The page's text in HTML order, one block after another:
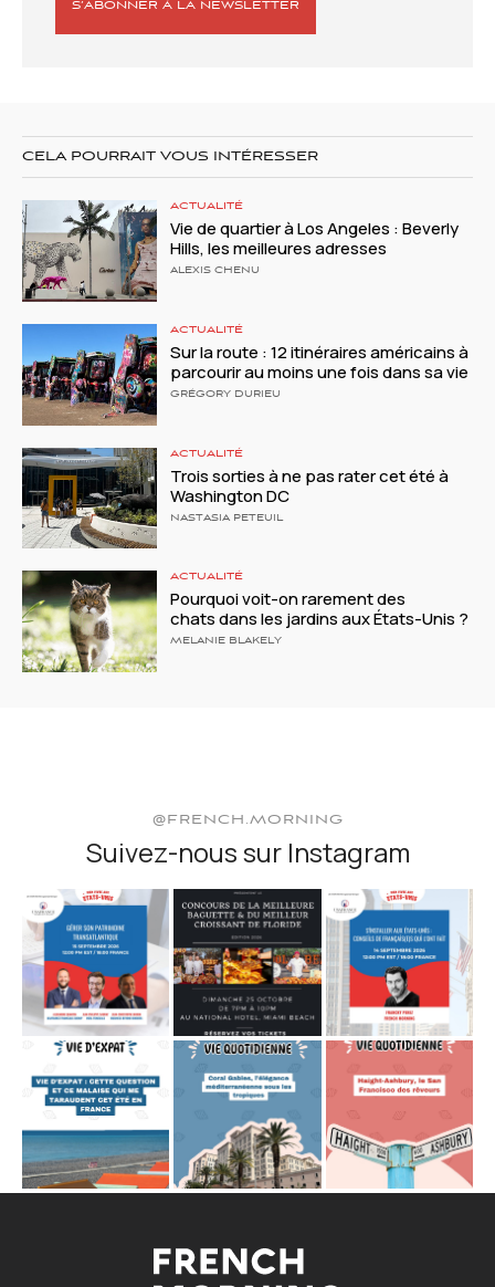
S’ABONNER À LA NEWSLETTER
CELA POURRAIT VOUS INTÉRESSER
ACTUALITÉ
Vie de quartier à Los Angeles : Beverly
Hills, les meilleures adresses
ALEXIS CHENU
ACTUALITÉ
Sur la route : 12 itinéraires américains à
parcourir au moins une fois dans sa vie
GRÉGORY DURIEU
ACTUALITÉ
Trois sorties à ne pas rater cet été à
Washington DC
NASTASIA PETEUIL
ACTUALITÉ
Pourquoi voit-on rarement des
chats dans les jardins aux États-Unis ?
MELANIE BLAKELY
@FRENCH.MORNING
Suivez-nous sur Instagram